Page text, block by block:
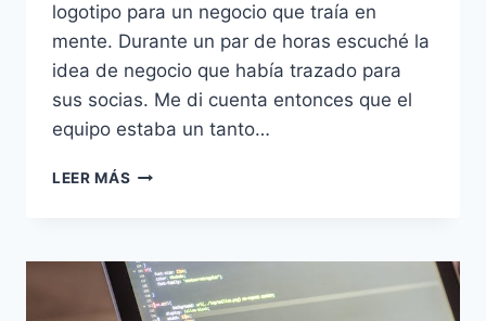
logotipo para un negocio que traía en
mente. Durante un par de horas escuché la
idea de negocio que había trazado para
sus socias. Me di cuenta entonces que el
equipo estaba un tanto…
LEER MÁS